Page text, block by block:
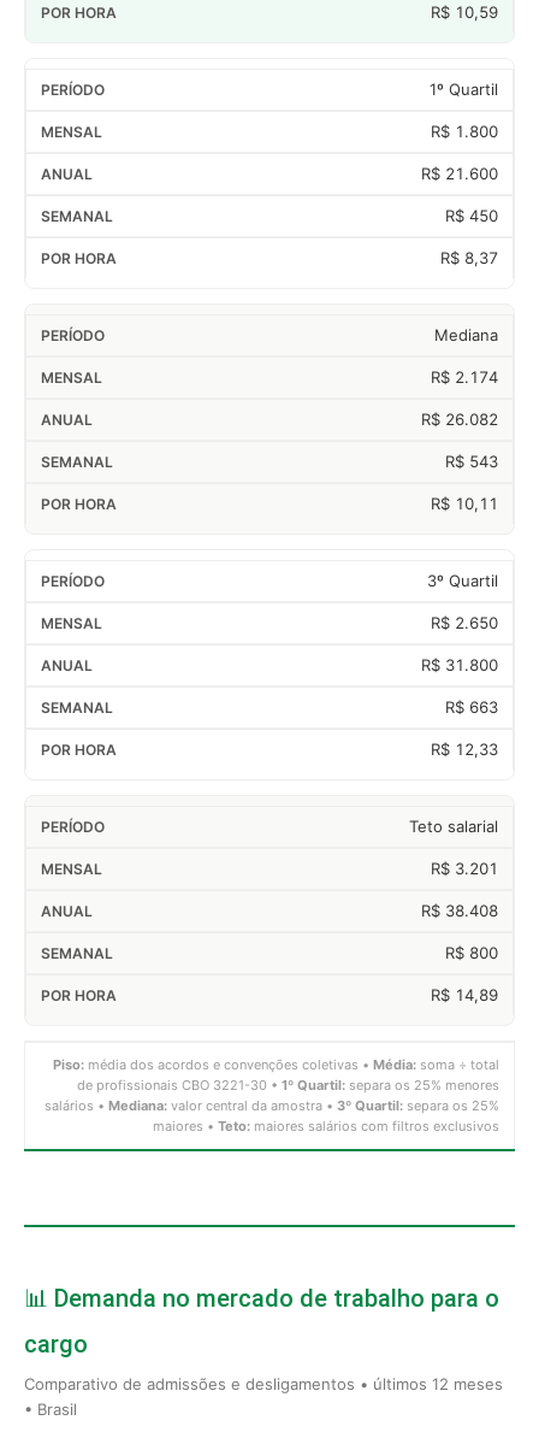
R$ 10,59
1º Quartil
R$ 1.800
R$ 21.600
R$ 450
R$ 8,37
Mediana
R$ 2.174
R$ 26.082
R$ 543
R$ 10,11
3º Quartil
R$ 2.650
R$ 31.800
R$ 663
R$ 12,33
Teto salarial
R$ 3.201
R$ 38.408
R$ 800
R$ 14,89
Piso: média dos acordos e convenções coletivas • Média: soma ÷ total
de profissionais CBO 3221-30 • 1º Quartil: separa os 25% menores
salários • Mediana: valor central da amostra • 3º Quartil: separa os 25%
maiores • Teto: maiores salários com filtros exclusivos
📊 Demanda no mercado de trabalho para o
cargo
Comparativo de admissões e desligamentos • últimos 12 meses
• Brasil